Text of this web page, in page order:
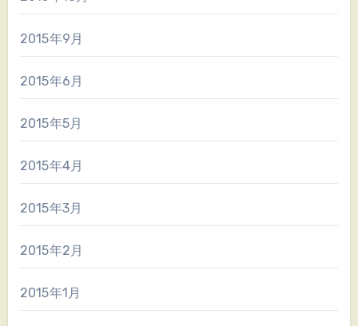
2015年9月
2015年6月
2015年5月
2015年4月
2015年3月
2015年2月
2015年1月